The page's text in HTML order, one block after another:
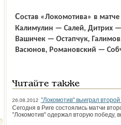
Состав «Локомотива» в матче с «Атлантом»: Лив; Скрастиньш — Рахунек,
Калимулин — Салей, Дитрих
Вашичек — Остапчук,
Васюнов, Романовский —
Читайте также
26.08.2012 "Локомотив" выиграл
Сегодня в Риге состоялись матчи
"Локомотив" одержал вторую победу,